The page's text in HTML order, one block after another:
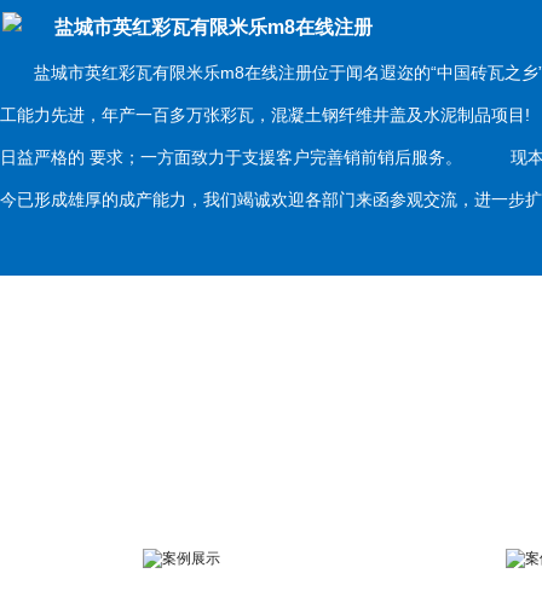
盐城市英红彩瓦有限米乐m8在线注册
盐城市英红彩瓦有限米乐m8在线注册位于闻名遐迩的“中国砖瓦之乡
工能力先进，年产一百多万张彩瓦，混凝土钢纤维井盖及水泥制品项
日益严格的 要求；一方面致力于支援客户完善销前销后服务。 现本
今已形成雄厚的成产能力，我们竭诚欢迎各部门来函参观交流，进一